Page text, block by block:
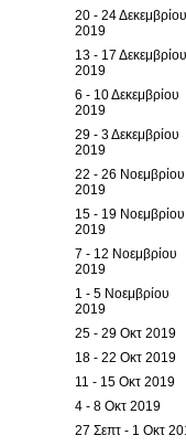
20 - 24 Δεκεμβρίου
2019
13 - 17 Δεκεμβρίου
2019
6 - 10 Δεκεμβρίου
2019
29 - 3 Δεκεμβρίου
2019
22 - 26 Νοεμβρίου
2019
15 - 19 Νοεμβρίου
2019
7 - 12 Νοεμβρίου
2019
1 - 5 Νοεμβρίου
2019
25 - 29 Οκτ 2019
18 - 22 Οκτ 2019
11 - 15 Οκτ 2019
4 - 8 Οκτ 2019
27 Σεπτ - 1 Οκτ